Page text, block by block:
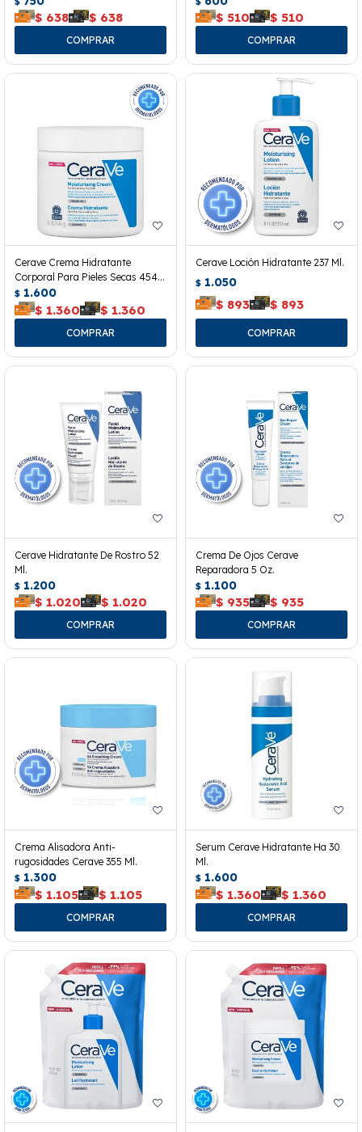
$ 638 $ 638 $ 510 $ 510
Cerave Crema Hidratante
Corporal Para Pieles Secas 454
Grs.
$ 1.600
$ 1.360 $ 1.360
Cerave Loción Hidratante 237 Ml.
$ 1.050
$ 893 $ 893
Cerave Hidratante De Rostro 52
Ml.
$ 1.200
$ 1.020 $ 1.020
Crema De Ojos Cerave
Reparadora 5 Oz.
$ 1.100
$ 935 $ 935
Crema Alisadora Anti-
rugosidades Cerave 355 Ml.
$ 1.300
$ 1.105 $ 1.105
Serum Cerave Hidratante Ha 30
Ml.
$ 1.600
$ 1.360 $ 1.360